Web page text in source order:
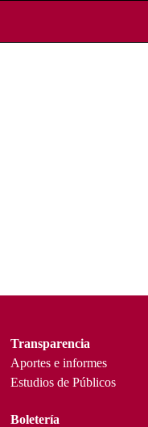
Transparencia
Aportes e informes
Estudios de Públicos
Boletería